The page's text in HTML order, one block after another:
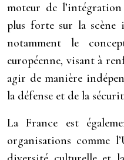
moteur de
plus forte sur la scène
notamment le
européenne, visant à
agir de manière
la défense et de la
La France est
organisations comme